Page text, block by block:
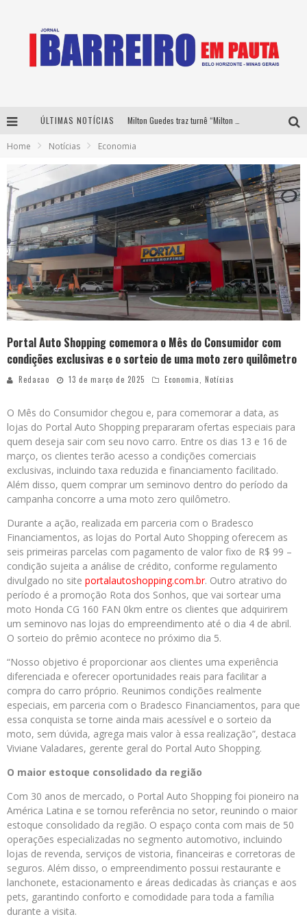
ÚLTIMAS NOTÍCIAS
É neste sábado: Marcelinho de Lima e Trio Virgulino agitam o Forró do Givanildo em Pedro Leopoldo
Yan traz a turnê nacional do PagodYANdo para Belo Horizonte
Home Notícias Economia
Portal Auto Shopping comemora o Mês do Consumidor com
condições exclusivas e o sorteio de uma moto zero quilômetro
Redacao 13 de março de 2025 Economia, Notícias
O Mês do Consumidor chegou e, para comemorar a data, as
lojas do Portal Auto Shopping prepararam ofertas especiais para
quem deseja sair com seu novo carro. Entre os dias 13 e 16 de
março, os clientes terão acesso a condições comerciais
exclusivas, incluindo taxa reduzida e financiamento facilitado.
Além disso, quem comprar um seminovo dentro do período da
campanha concorre a uma moto zero quilômetro.
Durante a ação, realizada em parceria com o Bradesco
Financiamentos, as lojas do Portal Auto Shopping oferecem as
seis primeiras parcelas com pagamento de valor fixo de R$ 99 –
condição sujeita a análise de crédito, conforme regulamento
divulgado no site portalautoshopping.com.br. Outro atrativo do
período é a promoção Rota dos Sonhos, que vai sortear uma
moto Honda CG 160 FAN 0km entre os clientes que adquirirem
um seminovo nas lojas do empreendimento até o dia 4 de abril.
O sorteio do prêmio acontece no próximo dia 5.
“Nosso objetivo é proporcionar aos clientes uma experiência
diferenciada e oferecer oportunidades reais para facilitar a
compra do carro próprio. Reunimos condições realmente
especiais, em parceria com o Bradesco Financiamentos, para que
essa conquista se torne ainda mais acessível e o sorteio da
moto, sem dúvida, agrega mais valor à essa realização”, destaca
Viviane Valadares, gerente geral do Portal Auto Shopping.
O maior estoque consolidado da região
Com 30 anos de mercado, o Portal Auto Shopping foi pioneiro na
América Latina e se tornou referência no setor, reunindo o maior
estoque consolidado da região. O espaço conta com mais de 50
operações especializadas no segmento automotivo, incluindo
lojas de revenda, serviços de vistoria, financeiras e corretoras de
seguros. Além disso, o empreendimento possui restaurante e
lanchonete, estacionamento e áreas dedicadas às crianças e aos
pets, garantindo conforto e comodidade para toda a família
durante a visita.